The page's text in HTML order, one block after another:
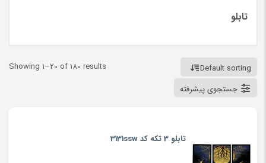
تابلو
Showing 1–20 of 180 results
Default sorting
جستجوی پیشرفته
تابلو 3 تکه کد 3131ssw